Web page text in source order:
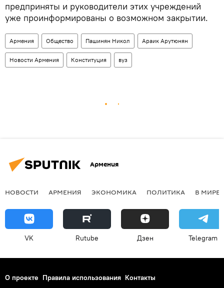
предприняты и руководители этих учреждений
уже проинформированы о возможном закрытии.
Армения Общество Пашинян Никол Араик Арутюнян
Новости Армения Конституция вуз
Армения
НОВОСТИ АРМЕНИЯ ЭКОНОМИКА ПОЛИТИКА В МИРЕ
VK Rutube Дзен Telegram
О проекте Правила использования Контакты